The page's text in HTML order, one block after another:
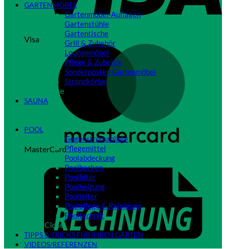
Visa
MasterCard
GARTENMÖBEL
Gartenmöbel-Auflagen
Gartenstühle
Gartentische
Grill & Zubehör
Loungemöbel
Pflege & Zubehör
Sonderposten Gartenmöbel
Strandkörbe
Close
SAUNA
POOL
Gegenstromanlage
Pflegemittel
Poolabdeckung
Poolbecken
Poolfilter
Poolheizung
Poolleiter
Poolpflege & Reinigung
Pooltechnik
Close
TIPPS & TRICKS FÜR IHREN GARTEN
VIDEOS/REFERENZEN